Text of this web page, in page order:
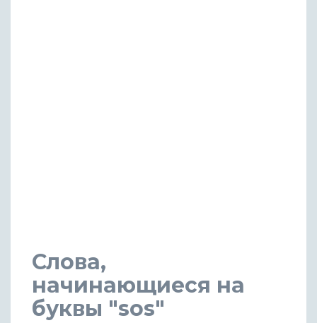
Слова,
начинающиеся на
буквы "sos"